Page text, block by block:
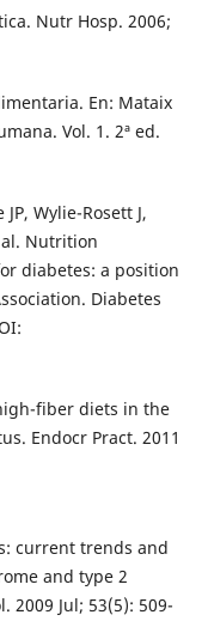
Nutr Hosp. 2006;
En: Mataix
Vol. 1. 2ª ed.
Wylie-Rosett J,
al. Nutrition
diabetes: a position
Diabetes
fiber diets in the
Endocr Pract. 2011
current trends and
and type 2
2009 Jul; 53(5): 509-